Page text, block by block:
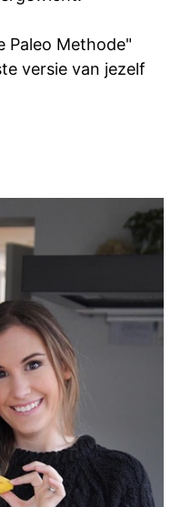
Paleo Methode"
versie van jezelf